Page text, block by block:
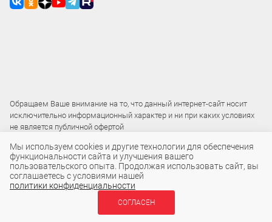
Обращаем Ваше внимание на то, что данный интернет-сайт носит
исключительно информационный характер и ни при каких условиях
не является публичной офертой
2015 – 2026 © ООО «Локос»
Мы используем cookies и другие технологии для обеспечения
функциональности сайта и улучшения вашего
пользовательского опыта. Продолжая использовать сайт, вы
соглашаетесь с условиями нашей
политики конфиденциальности
СОГЛАСЕН